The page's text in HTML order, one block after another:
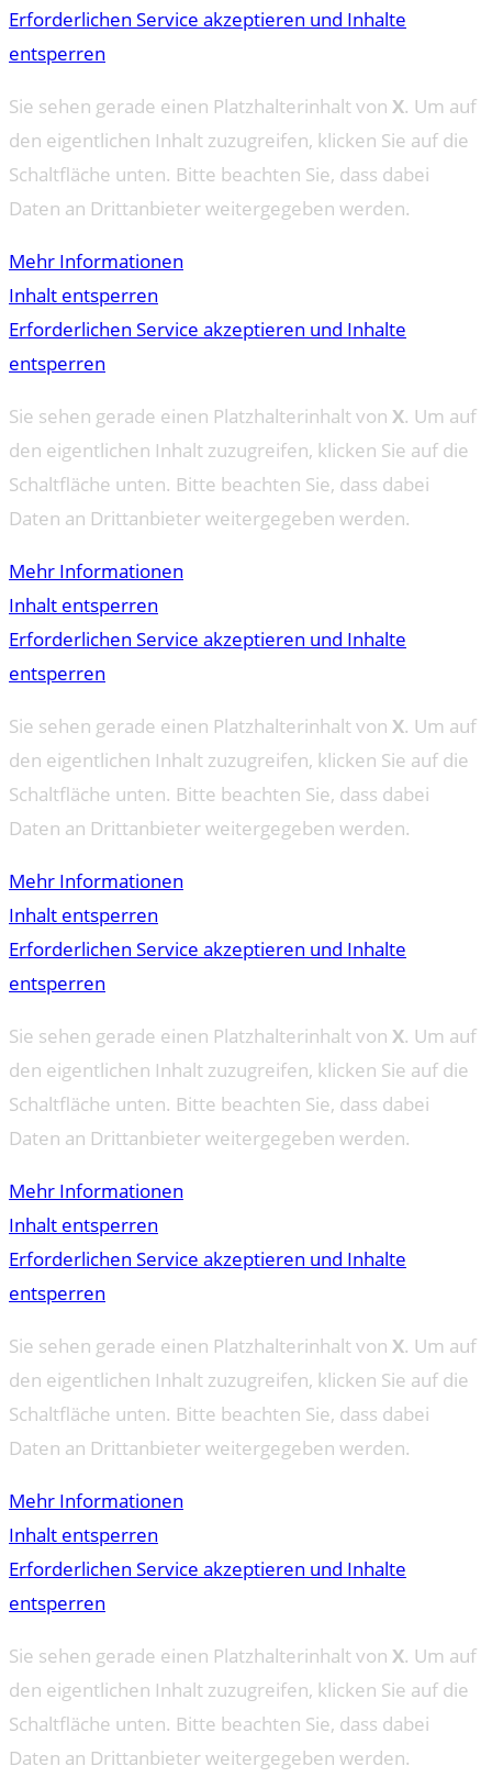
Erforderlichen Service akzeptieren und Inhalte
entsperren
Sie sehen gerade einen Platzhalterinhalt von X. Um auf
den eigentlichen Inhalt zuzugreifen, klicken Sie auf die
Schaltfläche unten. Bitte beachten Sie, dass dabei
Daten an Drittanbieter weitergegeben werden.
Mehr Informationen
Inhalt entsperren
Erforderlichen Service akzeptieren und Inhalte
entsperren
Sie sehen gerade einen Platzhalterinhalt von X. Um auf
den eigentlichen Inhalt zuzugreifen, klicken Sie auf die
Schaltfläche unten. Bitte beachten Sie, dass dabei
Daten an Drittanbieter weitergegeben werden.
Mehr Informationen
Inhalt entsperren
Erforderlichen Service akzeptieren und Inhalte
entsperren
Sie sehen gerade einen Platzhalterinhalt von X. Um auf
den eigentlichen Inhalt zuzugreifen, klicken Sie auf die
Schaltfläche unten. Bitte beachten Sie, dass dabei
Daten an Drittanbieter weitergegeben werden.
Mehr Informationen
Inhalt entsperren
Erforderlichen Service akzeptieren und Inhalte
entsperren
Sie sehen gerade einen Platzhalterinhalt von X. Um auf
den eigentlichen Inhalt zuzugreifen, klicken Sie auf die
Schaltfläche unten. Bitte beachten Sie, dass dabei
Daten an Drittanbieter weitergegeben werden.
Mehr Informationen
Inhalt entsperren
Erforderlichen Service akzeptieren und Inhalte
entsperren
Sie sehen gerade einen Platzhalterinhalt von X. Um auf
den eigentlichen Inhalt zuzugreifen, klicken Sie auf die
Schaltfläche unten. Bitte beachten Sie, dass dabei
Daten an Drittanbieter weitergegeben werden.
Mehr Informationen
Inhalt entsperren
Erforderlichen Service akzeptieren und Inhalte
entsperren
Sie sehen gerade einen Platzhalterinhalt von X. Um auf
den eigentlichen Inhalt zuzugreifen, klicken Sie auf die
Schaltfläche unten. Bitte beachten Sie, dass dabei
Daten an Drittanbieter weitergegeben werden.